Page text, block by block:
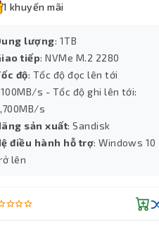
1 khuyến mãi
lượng: 1TB
tiếp: NVMe M.2 2280
độ: Tốc độ đọc lên tới
s - Tốc độ ghi lên tới:
s
sản xuất: Sandisk
điều hành hỗ trợ: Windows 10
lên